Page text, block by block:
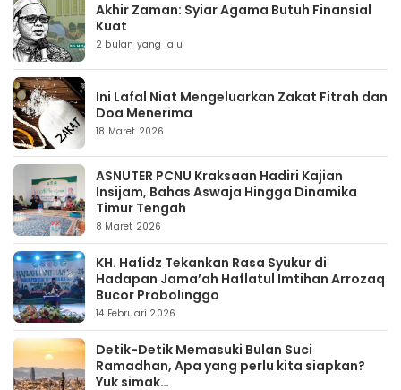
Akhir Zaman: Syiar Agama Butuh Finansial
Kuat
2 bulan yang lalu
Ini Lafal Niat Mengeluarkan Zakat Fitrah dan
Doa Menerima
18 Maret 2026
ASNUTER PCNU Kraksaan Hadiri Kajian
Insijam, Bahas Aswaja Hingga Dinamika
Timur Tengah
8 Maret 2026
KH. Hafidz Tekankan Rasa Syukur di
Hadapan Jama’ah Haflatul Imtihan Arrozaq
Bucor Probolinggo
14 Februari 2026
Detik-Detik Memasuki Bulan Suci
Ramadhan, Apa yang perlu kita siapkan?
Yuk simak…